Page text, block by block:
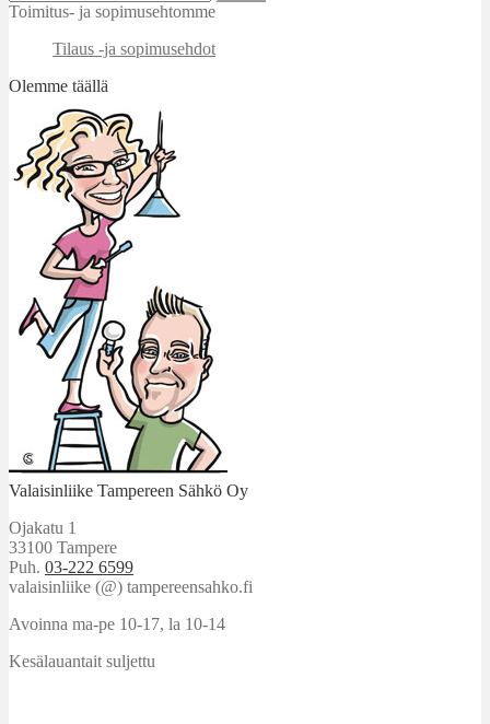
Toimitus- ja sopimusehtomme
Tilaus -ja sopimusehdot
Olemme täällä
Valaisinliike Tampereen Sähkö Oy
Ojakatu 1
33100 Tampere
Puh. 03-222 6599
valaisinliike (@) tampereensahko.fi
Avoinna ma-pe 10-17, la 10-14
Kesälauantait suljettu